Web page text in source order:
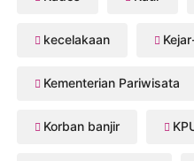
kecelakaan
Kementerian Pariwisata
Korban banjir